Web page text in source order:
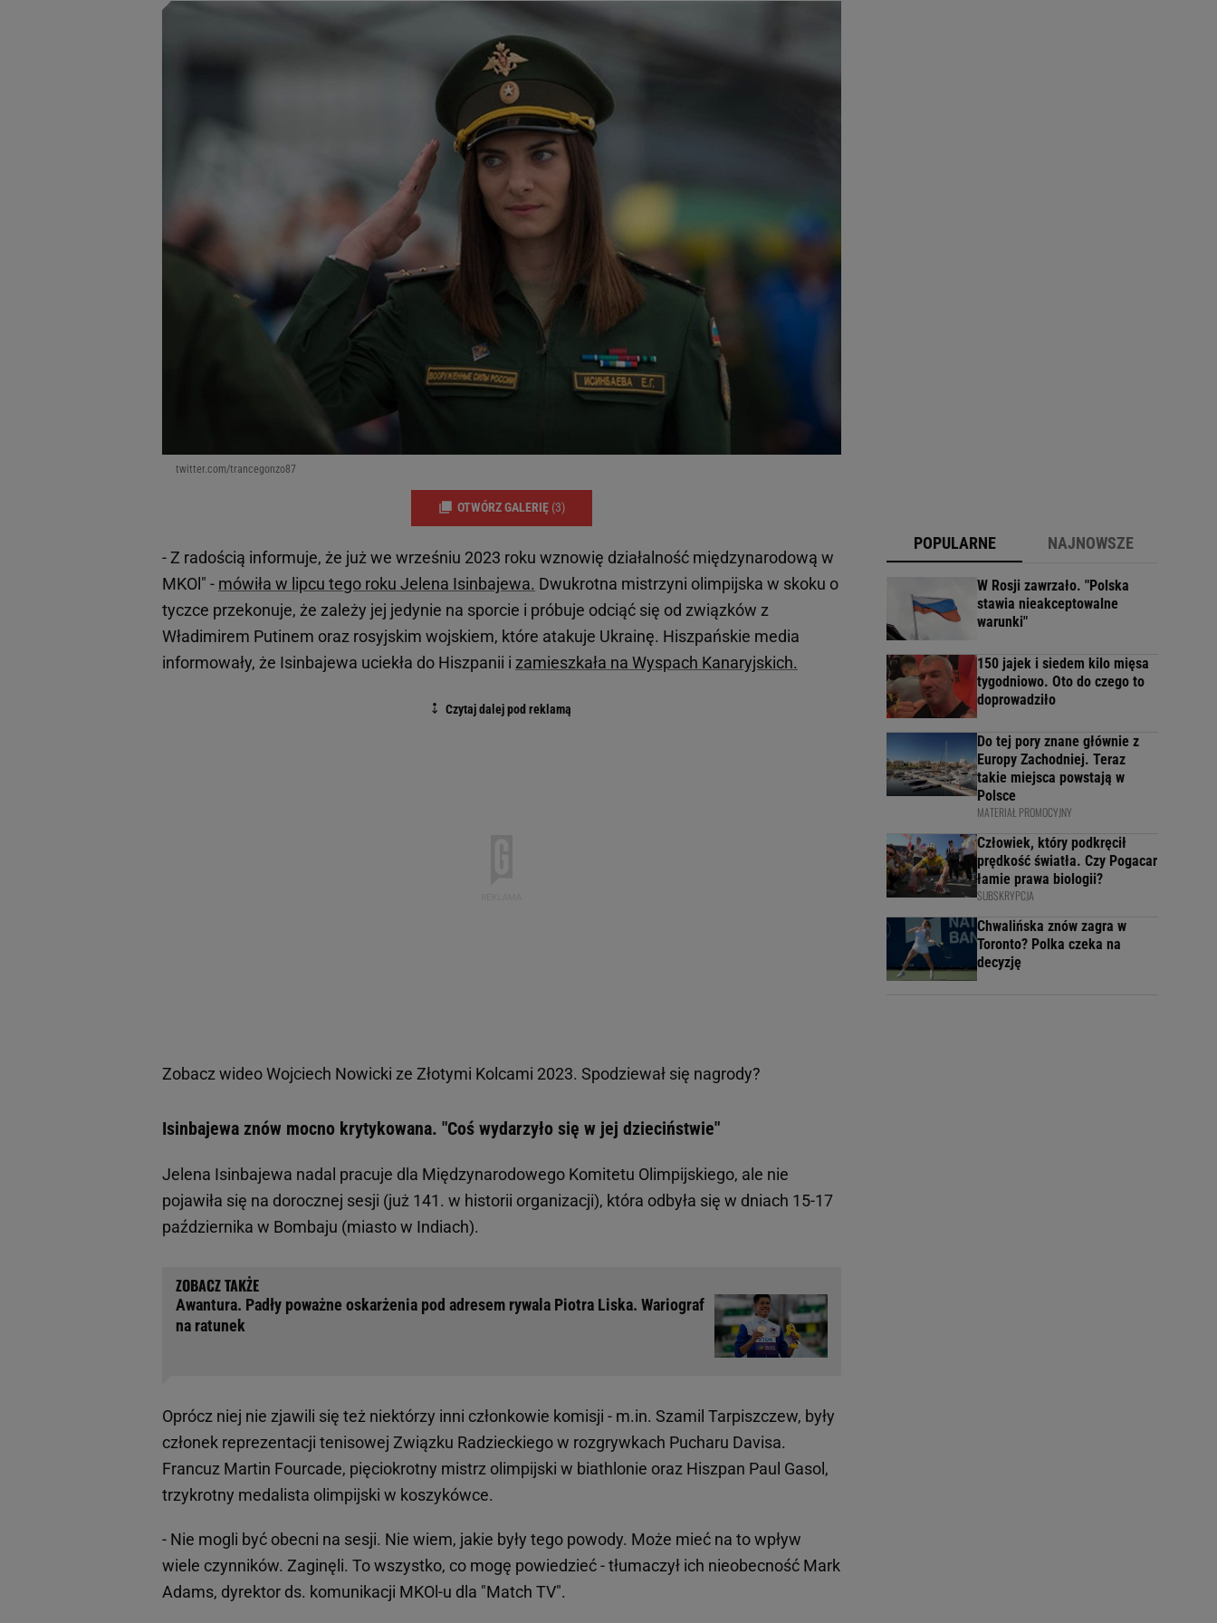
twitter.com/trancegonzo87
OTWÓRZ GALERIĘ (3)
- Z radością informuje, że już we wrześniu 2023 roku wznowię działalność międzynarodową w
MKOl" - mówiła w lipcu tego roku Jelena Isinbajewa. Dwukrotna mistrzyni olimpijska w skoku o
tyczce przekonuje, że zależy jej jedynie na sporcie i próbuje odciąć się od związków z
Władimirem Putinem oraz rosyjskim wojskiem, które atakuje Ukrainę. Hiszpańskie media
informowały, że Isinbajewa uciekła do Hiszpanii i zamieszkała na Wyspach Kanaryjskich.
Zobacz wideoWojciech Nowicki ze Złotymi Kolcami 2023. Spodziewał się nagrody?
Isinbajewa znów mocno krytykowana. "Coś wydarzyło się w jej dzieciństwie"
Jelena Isinbajewa nadal pracuje dla Międzynarodowego Komitetu Olimpijskiego, ale nie
pojawiła się na dorocznej sesji (już 141. w historii organizacji), która odbyła się w dniach 15-17
października w Bombaju (miasto w Indiach).
Awantura. Padły poważne oskarżenia pod adresem rywala Piotra Liska. Wariograf
na ratunek
Oprócz niej nie zjawili się też niektórzy inni członkowie komisji - m.in. Szamil Tarpiszczew, były
członek reprezentacji tenisowej Związku Radzieckiego w rozgrywkach Pucharu Davisa.
Francuz Martin Fourcade, pięciokrotny mistrz olimpijski w biathlonie oraz Hiszpan Paul Gasol,
trzykrotny medalista olimpijski w koszykówce.
- Nie mogli być obecni na sesji. Nie wiem, jakie były tego powody. Może mieć na to wpływ
wiele czynników. Zaginęli. To wszystko, co mogę powiedzieć - tłumaczył ich nieobecność Mark
Adams, dyrektor ds. komunikacji MKOl-u dla "Match TV".
POPULARNE NAJNOWSZE
W Rosji zawrzało. "Polska
stawia nieakceptowalne
warunki"
150 jajek i siedem kilo mięsa
tygodniowo. Oto do czego to
doprowadziło
Do tej pory znane głównie z
Europy Zachodniej. Teraz
takie miejsca powstają w
Polsce
MATERIAŁ PROMOCYJNY
Człowiek, który podkręcił
prędkość światła. Czy Pogacar
łamie prawa biologii?
SUBSKRYPCJA
Chwalińska znów zagra w
Toronto? Polka czeka na
decyzję